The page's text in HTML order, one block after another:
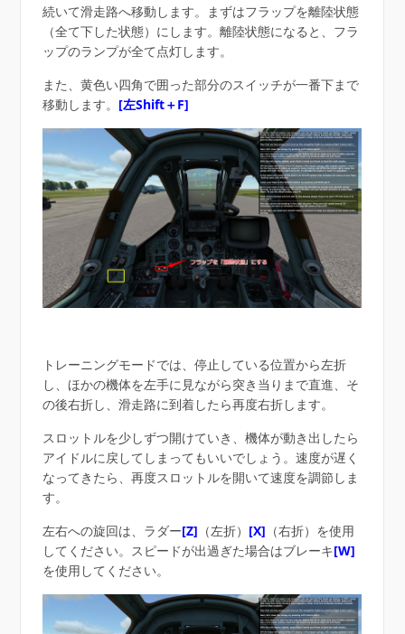
続いて滑走路へ移動します。まずはフラップを離陸状態
（全て下した状態）にします。離陸状態になると、フラ
ップのランプが全て点灯します。
また、黄色い四角で囲った部分のスイッチが一番下まで
移動します。 [左Shift＋F]
トレーニングモードでは、停止している位置から左折
し、ほかの機体を左手に見ながら突き当りまで直進、そ
の後右折し、滑走路に到着したら再度右折します。
スロットルを少しずつ開けていき、機体が動き出したら
アイドルに戻してしまってもいいでしょう。速度が遅く
なってきたら、再度スロットルを開いて速度を調節しま
す。
左右への旋回は、ラダー[Z] （左折） [X] （右折）を使用
してください。スピードが出過ぎた場合はブレーキ[W]
を使用してください。